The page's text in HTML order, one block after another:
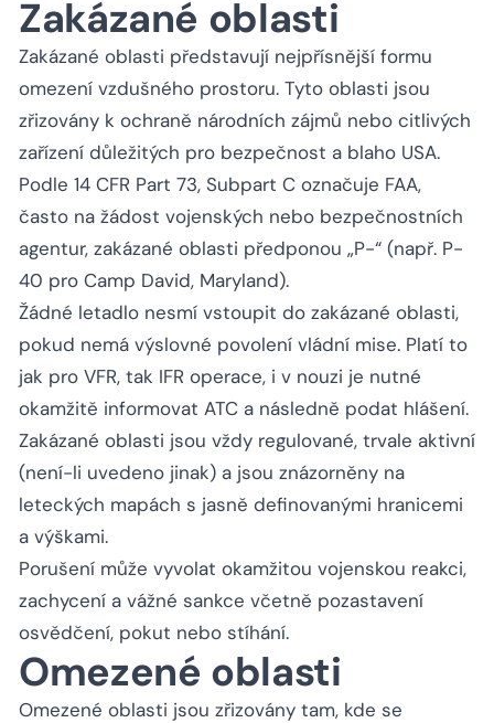
Zakázané oblasti
Zakázané oblasti představují nejpřísnější formu
omezení vzdušného prostoru. Tyto oblasti jsou
zřizovány k ochraně národních zájmů nebo citlivých
zařízení důležitých pro bezpečnost a blaho USA.
Podle 14 CFR Part 73, Subpart C označuje FAA,
často na žádost vojenských nebo bezpečnostních
agentur, zakázané oblasti předponou „P-“ (např. P-
40 pro Camp David, Maryland).
Žádné letadlo nesmí vstoupit do zakázané oblasti,
pokud nemá výslovné povolení vládní mise. Platí to
jak pro VFR, tak IFR operace, i v nouzi je nutné
okamžitě informovat ATC a následně podat hlášení.
Zakázané oblasti jsou vždy regulované, trvale aktivní
(není-li uvedeno jinak) a jsou znázorněny na
leteckých mapách s jasně definovanými hranicemi
a výškami.
Porušení může vyvolat okamžitou vojenskou reakci,
zachycení a vážné sankce včetně pozastavení
osvědčení, pokut nebo stíhání.
Omezené oblasti
Omezené oblasti jsou zřizovány tam, kde se